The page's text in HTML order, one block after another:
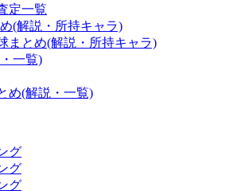
定一覧
(解説・所持キャラ)
まとめ(解説・所持キャラ)
一覧)
め(解説・一覧)
グ
グ
グ